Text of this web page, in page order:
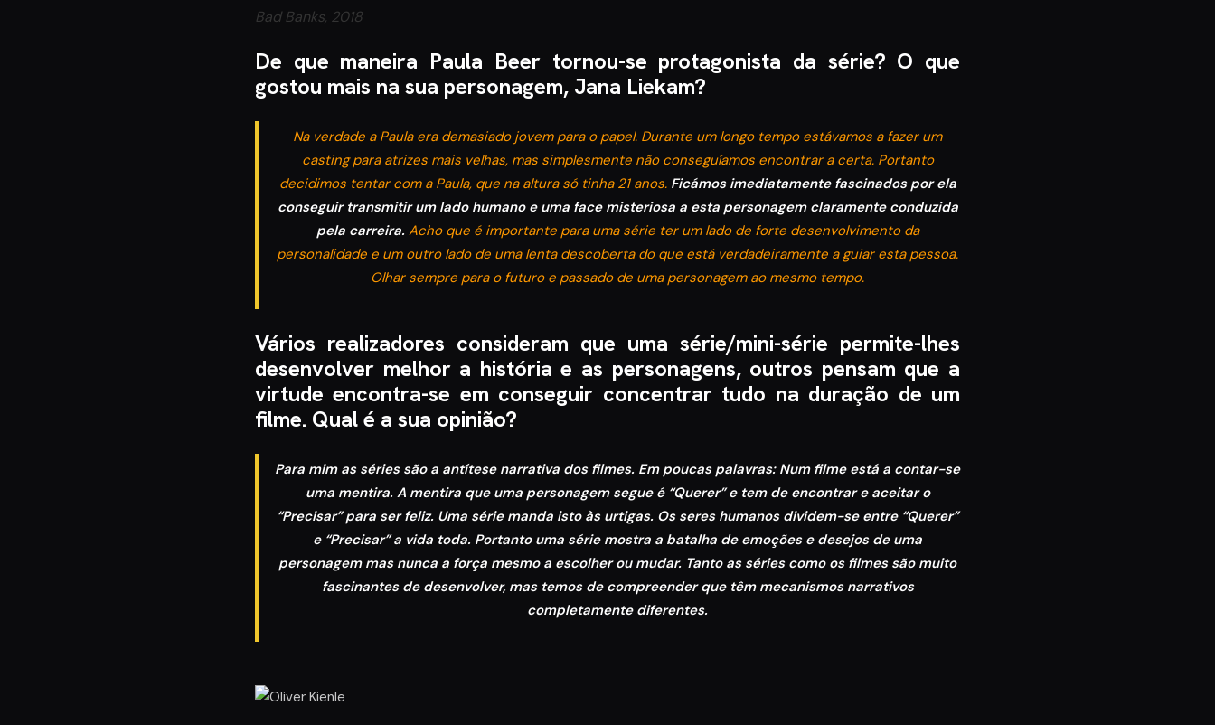
Bad Banks, 2018
De que maneira Paula Beer tornou-se protagonista da série? O que
gostou mais na sua personagem, Jana Liekam?
Na verdade a Paula era demasiado jovem para o papel. Durante um longo tempo estávamos a fazer um
casting para atrizes mais velhas, mas simplesmente não conseguíamos encontrar a certa. Portanto
decidimos tentar com a Paula, que na altura só tinha 21 anos.Ficámos imediatamente fascinados por ela
conseguir transmitir um lado humano e uma face misteriosa a esta personagem claramente conduzida
pela carreira. Acho que é importante para uma série ter um lado de forte desenvolvimento da
personalidade e um outro lado de uma lenta descoberta do que está verdadeiramente a guiar esta pessoa.
Olhar sempre para o futuro e passado de uma personagem ao mesmo tempo.
Vários realizadores consideram que uma série/mini-série permite-lhes
desenvolver melhor a história e as personagens, outros pensam que a
virtude encontra-se em conseguir concentrar tudo na duração de um
filme. Qual é a sua opinião?
Para mim as séries são a antítese narrativa dos filmes. Em poucas palavras: Num filme está a contar-se
uma mentira. A mentira que uma personagem segue é “Querer” e tem de encontrar e aceitar o
“Precisar” para ser feliz. Uma série manda isto às urtigas. Os seres humanos dividem-se entre “Querer”
e “Precisar” a vida toda. Portanto uma série mostra a batalha de emoções e desejos de uma
personagem mas nunca a força mesmo a escolher ou mudar. Tanto as séries como os filmes são muito
fascinantes de desenvolver, mas temos de compreender que têm mecanismos narrativos
completamente diferentes.